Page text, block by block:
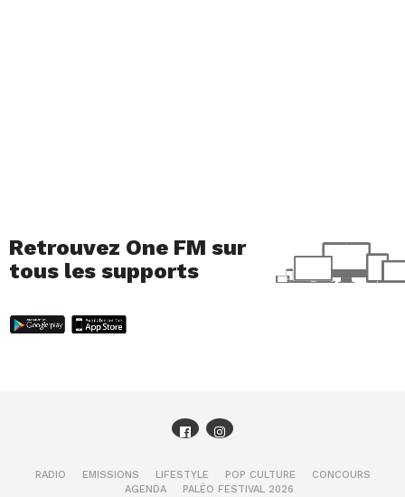
Retrouvez One FM sur
tous les supports
RADIO EMISSIONS LIFESTYLE POP CULTURE
CONCOURS
AGENDA
PALÉO FESTIVAL 2026